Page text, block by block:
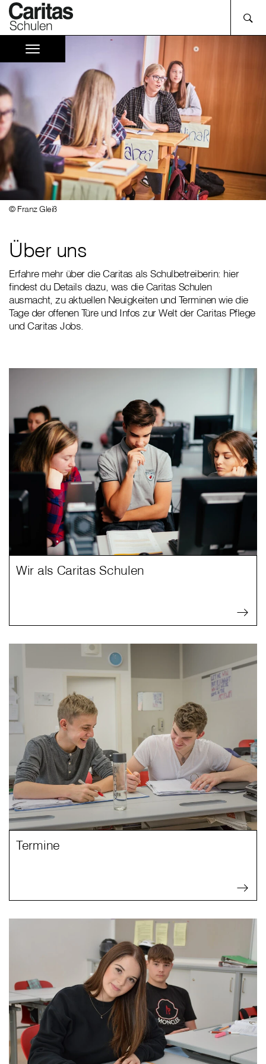
Über uns
© Franz Gleiß
Erfahre mehr über die Caritas als Schulbetreiberin: hier
findest du Details dazu, was die Caritas Schulen
ausmacht, zu aktuellen Neuigkeiten und Terminen wie die
Tage der offenen Türe und Infos zur Welt der Caritas Pflege
und Caritas Jobs.
Wir als Caritas Schulen
Termine